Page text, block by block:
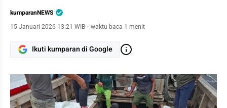
kumparanNEWS
15 Januari 2026 13:21 WIB · waktu baca 1 menit
Ikuti kumparan di Google